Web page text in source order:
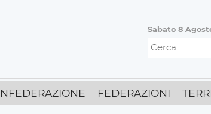
Sabato 8
FEDERAZIONI